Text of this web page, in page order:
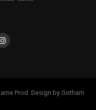
Prod. Design by Gotham